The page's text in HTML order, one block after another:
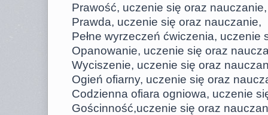
Prawość, uczenie się oraz nauczanie,
Prawda, uczenie się oraz nauczanie,
Pełne wyrzeczeń ćwiczenia, uczenie
Opanowanie, uczenie się oraz
Wyciszenie, uczenie się oraz
Ogień ofiarny, uczenie się oraz
Codzienna ofiara ogniowa, uczenie
Gościnność,uczenie się oraz